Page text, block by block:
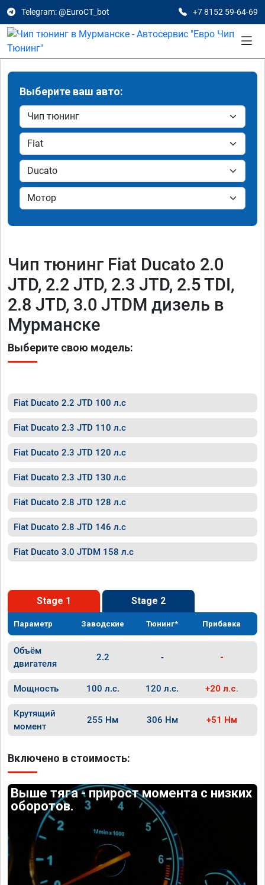
Telegram: @EuroCT_bot +7 8152 59-64-69
Выберите ваш авто:
Чип тюнинг Fiat Ducato 2.0
JTD, 2.2 JTD, 2.3 JTD, 2.5 TDI,
2.8 JTD, 3.0 JTDM дизель в
Мурманске
Выберите свою модель:
Fiat Ducato 2.2 JTD 100 л.с
Fiat Ducato 2.3 JTD 110 л.с
Fiat Ducato 2.3 JTD 120 л.с
Fiat Ducato 2.3 JTD 130 л.с
Fiat Ducato 2.8 JTD 128 л.с
Fiat Ducato 2.8 JTD 146 л.с
Fiat Ducato 3.0 JTDM 158 л.с
Stage 1 Stage 2
Параметр Заводские Тюнинг* Прибавка
Объём
двигателя
2.2 - -
Мощность 100 л.с. 120 л.с. +20 л.с.
Крутящий
момент
255 Нм 306 Нм +51 Нм
Включено в стоимость:
Выше тяга - прирост момента с низких
оборотов.